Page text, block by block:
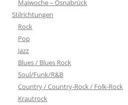
Maiwoche – Osnabrück
Stilrichtungen
Rock
Pop
Jazz
Blues / Blues Rock
Soul/Funk/R&B
Country / Country-Rock / Folk-Rock
Krautrock